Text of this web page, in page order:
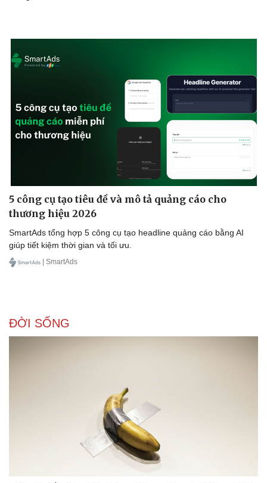
Doanh nghiệp
Vì cộng đồng
Tin Công nghệ
Trải nghiệm
Chuyển đổi số
5 công cụ tạo tiêu đề và mô tả quảng cáo cho
thương hiệu 2026
SmartAds tổng hợp 5 công cụ tạo headline quảng cáo bằng AI
giúp tiết kiệm thời gian và tối ưu.
| SmartAds
ĐỜI SỐNG